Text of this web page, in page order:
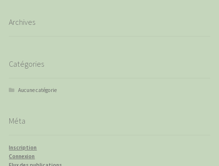
Archives
Catégories
Aucune catégorie
Méta
Inscription
Connexion